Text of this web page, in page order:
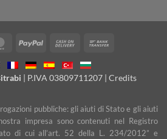
MasterCardPayPal
Cash
Delivery
| P.IVA 03809711207 | Credits
pubbliche: gli aiuti di Stato e gli aiuti
impresa sono contenuti nel Registro
di cui all’art. 52 della L. 234/2012” e